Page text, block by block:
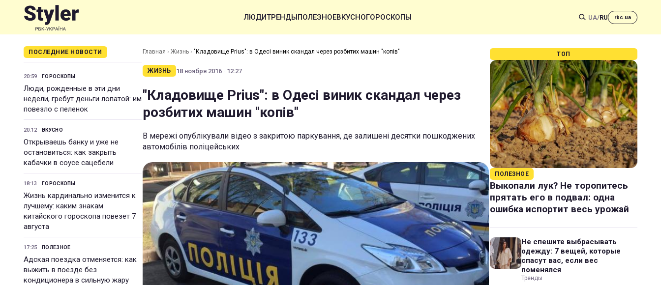
ЛЮДИТРЕНДЫПОЛЕЗНОЕВКУСНОГОРОСКОПЫ UA/RU rbc.ua
ПОСЛЕДНИЕ НОВОСТИ
20:59 ГОРОСКОПЫ
Люди, рожденные в эти дни
недели, гребут деньги лопатой: им
повезло с пеленок
20:12 ВКУСНО
Открываешь банку и уже не
остановиться: как закрыть
кабачки в соусе сацебели
18:13 ГОРОСКОПЫ
Жизнь кардинально изменится к
лучшему: каким знакам
китайского гороскопа повезет 7
августа
17:25 ПОЛЕЗНОЕ
Адская поездка отменяется: как
выжить в поезде без
кондиционера в сильную жару
Главная › Жизнь › "Кладовище Prius": в Одесі виник скандал через розбитих машин "копів"
ЖИЗНЬ 18 ноября 2016 · 12:27
"Кладовище Prius": в Одесі виник скандал через
розбитих машин "копів"
В мережі опублікували відео з закритою паркування, де залишені десятки пошкоджених
автомобілів поліцейських
ТОП
ПОЛЕЗНОЕ
Выкопали лук? Не торопитесь
прятать его в подвал: одна
ошибка испортит весь урожай
Не спешите выбрасывать
одежду: 7 вещей, которые
спасут вас, если вес
поменялся
Тренды